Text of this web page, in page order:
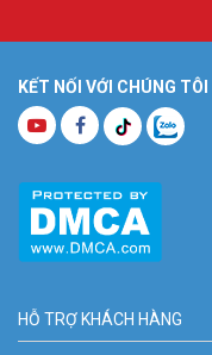
KẾT NỐI VỚI CHÚNG TÔI
HỖ TRỢ KHÁCH HÀNG